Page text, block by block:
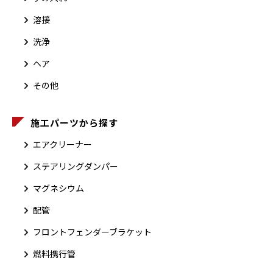
溶接
洗浄
ヘア
その他
施工パーツから探す
エアクリーナー
ステアリングダンパー
マグネシウム
配管
フロントフェンダーブラケット
燃料携行管